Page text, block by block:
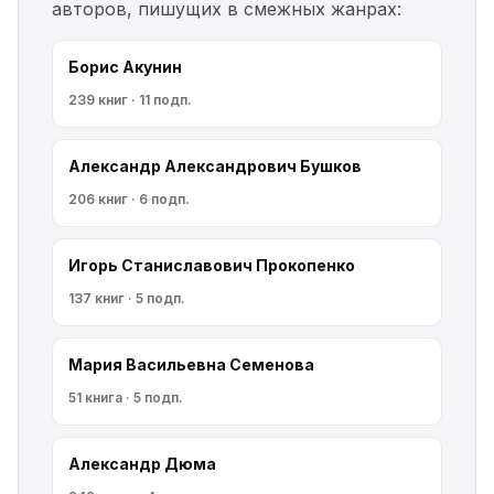
авторов, пишущих в смежных жанрах:
Борис Акунин
239 книг · 11 подп.
Александр Александрович Бушков
206 книг · 6 подп.
Игорь Станиславович Прокопенко
137 книг · 5 подп.
Мария Васильевна Семенова
51 книга · 5 подп.
Александр Дюма